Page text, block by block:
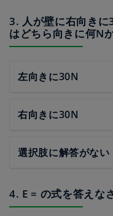
3. 人が壁に右向き
はどちら向きに何Nか
左向きに30N
右向きに30N
選択肢に解答がない
4. E = の式を答えな